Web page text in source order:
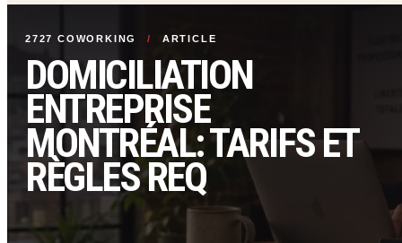
2727 COWORKING / ARTICLE
DOMICILIATION
ENTREPRISE
MONTRÉAL: TARIFS ET
RÈGLES REQ